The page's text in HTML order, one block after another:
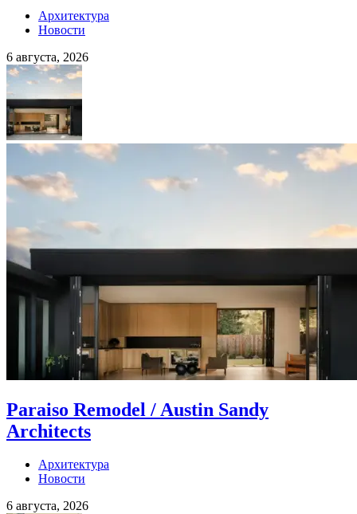
Архитектура
Новости
6 августа, 2026
Paraiso Remodel / Austin Sandy
Architects
Архитектура
Новости
6 августа, 2026